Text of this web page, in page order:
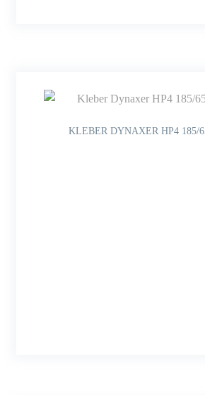
KLEBER DYNAXER HP4 185/